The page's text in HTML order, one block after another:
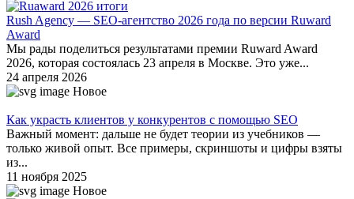
Rush Agency — SEO-агентство 2026 года по версии Ruward
Award
Мы рады поделиться результатами премии Ruward Award
2026, которая состоялась 23 апреля в Москве. Это уже...
24 апреля 2026
Новое
Как украсть клиентов у конкурентов с помощью SEO
Важный момент: дальше не будет теории из учебников —
только живой опыт. Все примеры, скриншоты и цифры взяты
из...
11 ноября 2025
Новое